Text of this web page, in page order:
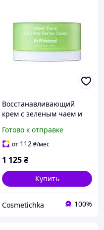
Восстанавливающий
крем с зеленым чаем и
WISHTREND GREEN Tea &
Ceramide Barrier Cream,
Готово к отправке
от 112₴/мес
1 125₴
Купить
Cosmetichka 100%